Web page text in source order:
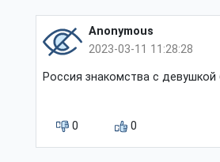
Anonymous
2023-03-11 11:28:28
Россия знакомства с девушкой
0 0